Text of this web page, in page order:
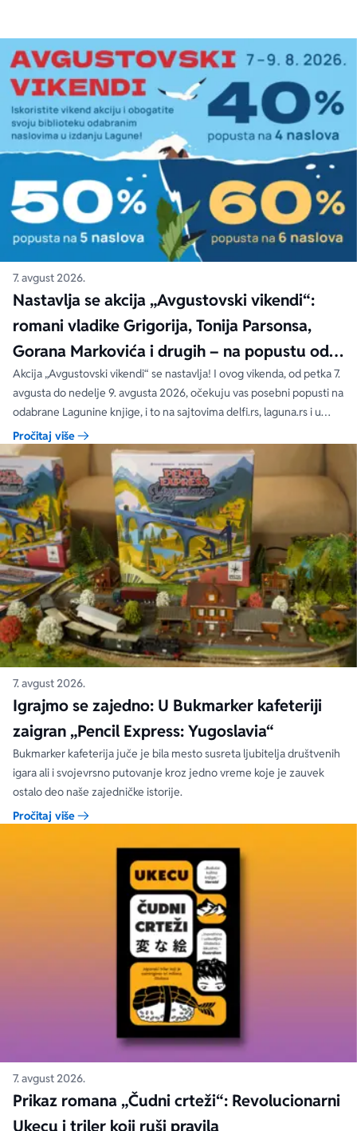
7. avgust 2026.
Nastavlja se akcija „Avgustovski vikendi“:
romani vladike Grigorija, Tonija Parsonsa,
Gorana Markovića i drugih – na popustu od
čak 40, 50 i 60%
Akcija „Avgustovski vikendi“ se nastavlja! I ovog vikenda, od petka 7.
avgusta do nedelje 9. avgusta 2026, očekuju vas posebni popusti na
odabrane Lagunine knjige, i to na sajtovima delfi.rs, laguna.rs i u
svim Delfi knjižarama.
Pročitaj više
7. avgust 2026.
Igrajmo se zajedno: U Bukmarker kafeteriji
zaigran „Pencil Express: Yugoslavia“
Bukmarker kafeterija juče je bila mesto susreta ljubitelja društvenih
igara ali i svojevrsno putovanje kroz jedno vreme koje je zauvek
ostalo deo naše zajedničke istorije.
Pročitaj više
7. avgust 2026.
Prikaz romana „Čudni crteži“: Revolucionarni
Ukecu i triler koji ruši pravila